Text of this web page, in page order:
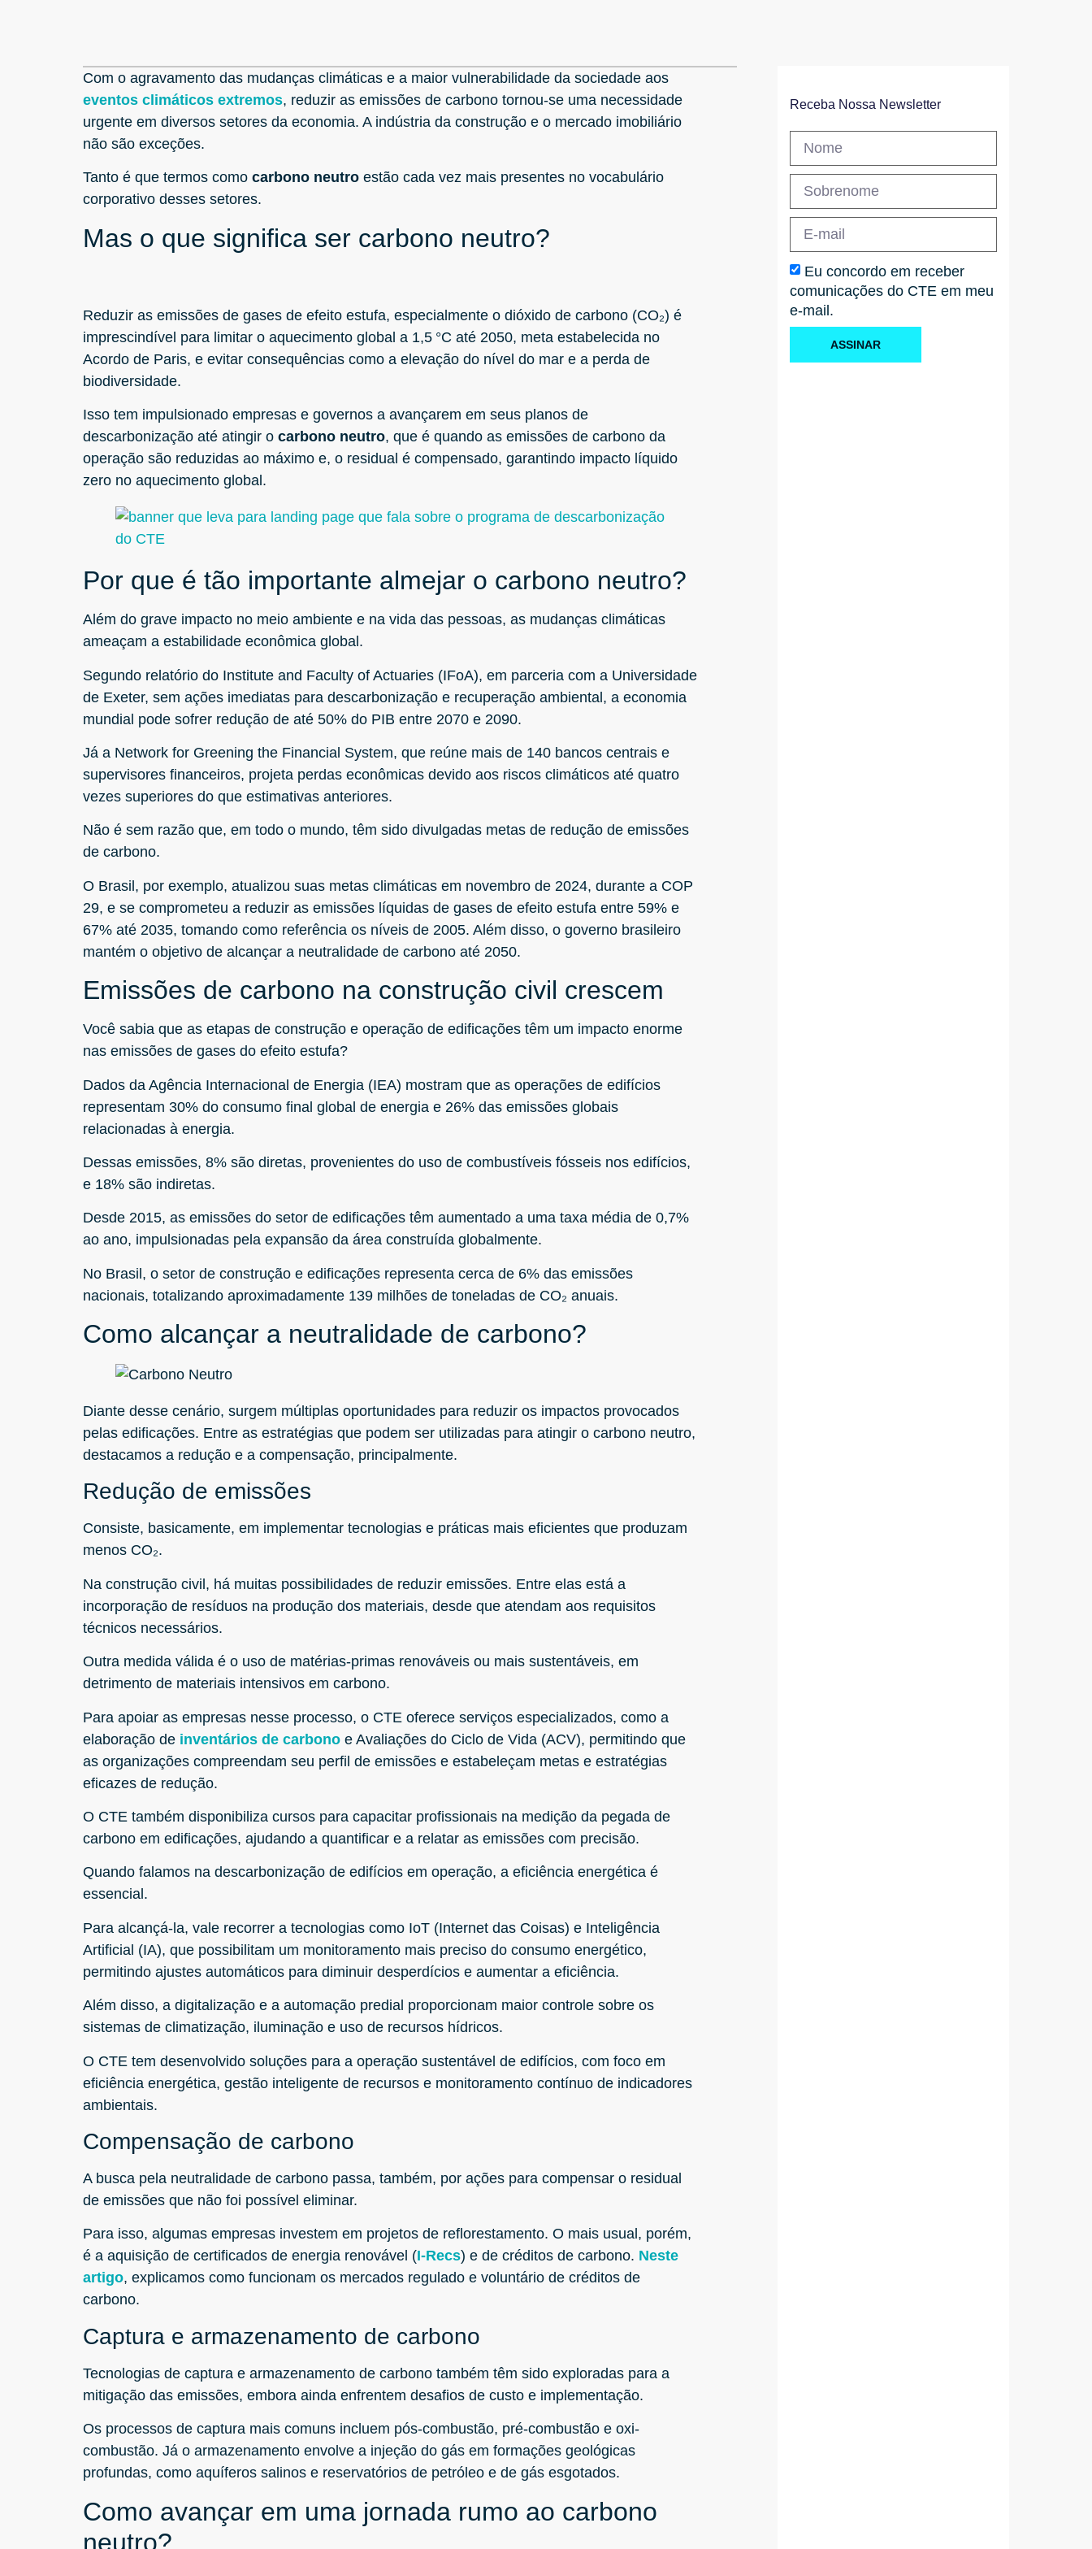
Com o agravamento das mudanças climáticas e a maior vulnerabilidade da sociedade aos
eventos climáticos extremos, reduzir as emissões de carbono tornou-se uma necessidade
urgente em diversos setores da economia. A indústria da construção e o mercado imobiliário
não são exceções.
Tanto é que termos como carbono neutro estão cada vez mais presentes no vocabulário
corporativo desses setores.
Mas o que significa ser carbono neutro?
Reduzir as emissões de gases de efeito estufa, especialmente o dióxido de carbono (CO₂) é
imprescindível para limitar o aquecimento global a 1,5 °C até 2050, meta estabelecida no
Acordo de Paris, e evitar consequências como a elevação do nível do mar e a perda de
biodiversidade.
Isso tem impulsionado empresas e governos a avançarem em seus planos de
descarbonização até atingir o carbono neutro, que é quando as emissões de carbono da
operação são reduzidas ao máximo e, o residual é compensado, garantindo impacto líquido
zero no aquecimento global.
Por que é tão importante almejar o carbono neutro?
Além do grave impacto no meio ambiente e na vida das pessoas, as mudanças climáticas
ameaçam a estabilidade econômica global.
Segundo relatório do Institute and Faculty of Actuaries (IFoA), em parceria com a Universidade
de Exeter, sem ações imediatas para descarbonização e recuperação ambiental, a economia
mundial pode sofrer redução de até 50% do PIB entre 2070 e 2090.
Já a Network for Greening the Financial System, que reúne mais de 140 bancos centrais e
supervisores financeiros, projeta perdas econômicas devido aos riscos climáticos até quatro
vezes superiores do que estimativas anteriores.
Não é sem razão que, em todo o mundo, têm sido divulgadas metas de redução de emissões
de carbono.
O Brasil, por exemplo, atualizou suas metas climáticas em novembro de 2024, durante a COP
29, e se comprometeu a reduzir as emissões líquidas de gases de efeito estufa entre 59% e
67% até 2035, tomando como referência os níveis de 2005. Além disso, o governo brasileiro
mantém o objetivo de alcançar a neutralidade de carbono até 2050.
Emissões de carbono na construção civil crescem
Você sabia que as etapas de construção e operação de edificações têm um impacto enorme
nas emissões de gases do efeito estufa?
Dados da Agência Internacional de Energia (IEA) mostram que as operações de edifícios
representam 30% do consumo final global de energia e 26% das emissões globais
relacionadas à energia.
Dessas emissões, 8% são diretas, provenientes do uso de combustíveis fósseis nos edifícios,
e 18% são indiretas.
Desde 2015, as emissões do setor de edificações têm aumentado a uma taxa média de 0,7%
ao ano, impulsionadas pela expansão da área construída globalmente.
No Brasil, o setor de construção e edificações representa cerca de 6% das emissões
nacionais, totalizando aproximadamente 139 milhões de toneladas de CO₂ anuais.
Como alcançar a neutralidade de carbono?
Diante desse cenário, surgem múltiplas oportunidades para reduzir os impactos provocados
pelas edificações. Entre as estratégias que podem ser utilizadas para atingir o carbono neutro,
destacamos a redução e a compensação, principalmente.
Redução de emissões
Consiste, basicamente, em implementar tecnologias e práticas mais eficientes que produzam
menos CO₂.
Na construção civil, há muitas possibilidades de reduzir emissões. Entre elas está a
incorporação de resíduos na produção dos materiais, desde que atendam aos requisitos
técnicos necessários.
Outra medida válida é o uso de matérias-primas renováveis ou mais sustentáveis, em
detrimento de materiais intensivos em carbono.
Para apoiar as empresas nesse processo, o CTE oferece serviços especializados, como a
elaboração de inventários de carbono e Avaliações do Ciclo de Vida (ACV), permitindo que
as organizações compreendam seu perfil de emissões e estabeleçam metas e estratégias
eficazes de redução.
O CTE também disponibiliza cursos para capacitar profissionais na medição da pegada de
carbono em edificações, ajudando a quantificar e a relatar as emissões com precisão.
Quando falamos na descarbonização de edifícios em operação, a eficiência energética é
essencial.
Para alcançá-la, vale recorrer a tecnologias como IoT (Internet das Coisas) e Inteligência
Artificial (IA), que possibilitam um monitoramento mais preciso do consumo energético,
permitindo ajustes automáticos para diminuir desperdícios e aumentar a eficiência.
Além disso, a digitalização e a automação predial proporcionam maior controle sobre os
sistemas de climatização, iluminação e uso de recursos hídricos.
O CTE tem desenvolvido soluções para a operação sustentável de edifícios, com foco em
eficiência energética, gestão inteligente de recursos e monitoramento contínuo de indicadores
ambientais.
Compensação de carbono
A busca pela neutralidade de carbono passa, também, por ações para compensar o residual
de emissões que não foi possível eliminar.
Para isso, algumas empresas investem em projetos de reflorestamento. O mais usual, porém,
é a aquisição de certificados de energia renovável (I-Recs) e de créditos de carbono. Neste
artigo, explicamos como funcionam os mercados regulado e voluntário de créditos de
carbono.
Captura e armazenamento de carbono
Tecnologias de captura e armazenamento de carbono também têm sido exploradas para a
mitigação das emissões, embora ainda enfrentem desafios de custo e implementação.
Os processos de captura mais comuns incluem pós-combustão, pré-combustão e oxi-
combustão. Já o armazenamento envolve a injeção do gás em formações geológicas
profundas, como aquíferos salinos e reservatórios de petróleo e de gás esgotados.
Como avançar em uma jornada rumo ao carbono
neutro?
Receba Nossa Newsletter
Eu concordo em receber
comunicações do CTE em meu
e-mail.
ASSINAR